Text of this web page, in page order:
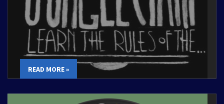
READ MORE »